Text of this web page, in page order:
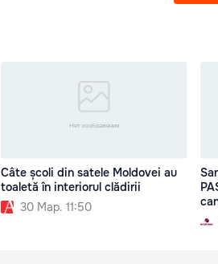
Câte școli din satele Moldovei au
toaletă în interiorul clădirii
30 Мар. 11:50